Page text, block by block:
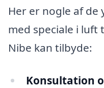
Her er nogle af de
med speciale i luft
Nibe kan tilbyde:
Konsultation